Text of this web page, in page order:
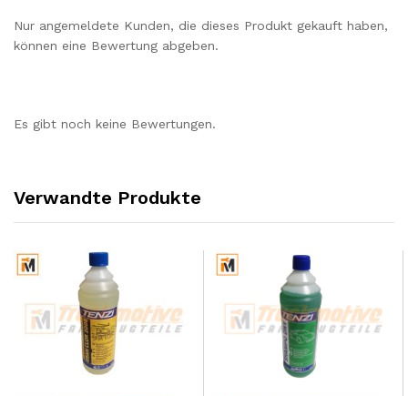
Nur angemeldete Kunden, die dieses Produkt gekauft haben,
können eine Bewertung abgeben.
Es gibt noch keine Bewertungen.
Verwandte Produkte